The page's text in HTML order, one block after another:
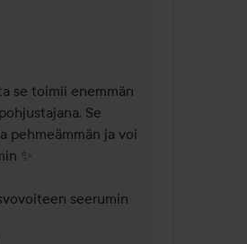
se toimii enemmän
Se
pehmeämmän ja voi
✨
seerumin